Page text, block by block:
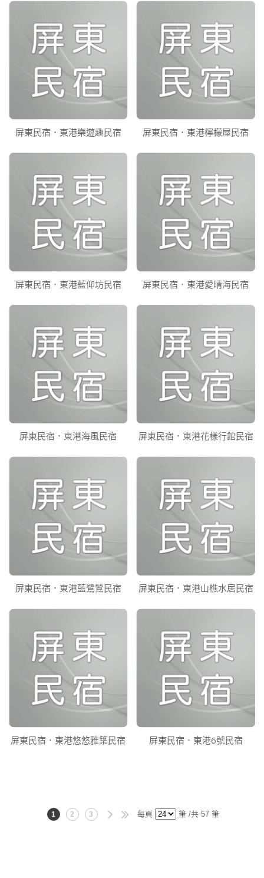
屏東民宿．東港樂遊趣民宿 屏東民宿．東港檸檬屋民宿
屏東民宿．東港藍仰坊民宿 屏東民宿．東港愛晴海民宿
屏東民宿．東港海風民宿 屏東民宿．東港花樣行館民宿
屏東民宿．東港藍鷺鷥民宿 屏東民宿．東港山樵水居民宿
屏東民宿．東港悠悠雅築民宿 屏東民宿．東港6號民宿
1 2 3 每頁 筆 /共 57 筆